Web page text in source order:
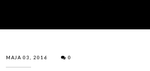
MAJA 03, 2016 0